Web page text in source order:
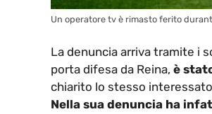
Un operatore tv è rimasto ferito
La denuncia arriva tramite i
porta difesa da Reina, è
chiarito lo stesso
Nella sua denuncia ha